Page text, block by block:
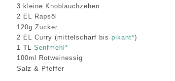
3 kleine Knoblauchzehen
2 EL Rapsöl
120g Zucker
2 EL Curry (mittelscharf bis pikant*)
1 TL Senfmehl*
100ml Rotweinessig
Salz & Pfeffer